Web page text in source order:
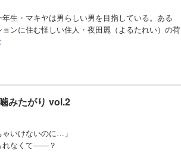
生・マキヤは男らしい男を目指している。ある
ンに住む怪しい住人・夜田麗（よるたれい）の荷
みたがり vol.2
ゃいけないのに…」
れなくて――？